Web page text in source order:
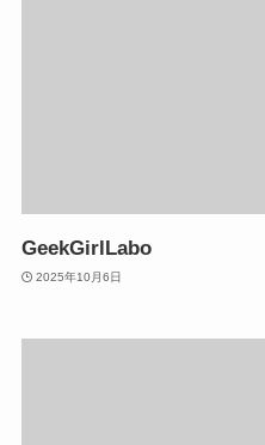
GeekGirlLabo
2025年10月6日